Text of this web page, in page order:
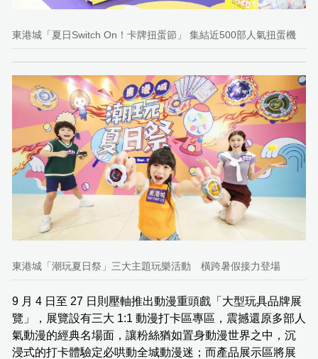
東港城「夏日Switch On！卡牌扭蛋節」 集結近500部人氣扭蛋機
東港城「潮玩夏日祭」三大主題玩樂活動 橫跨暑假接力登場
9 月 4 日至 27 日則壓軸推出動漫重頭戲「大型玩具品牌展
覽」，展覽設有三大 1:1 動漫打卡區專區，震撼還原多部人
氣動漫的經典名場面，讓粉絲猶如置身動漫世界之中，沉
浸式的打卡體驗定必哄動全城動漫迷；而產品展示區將展